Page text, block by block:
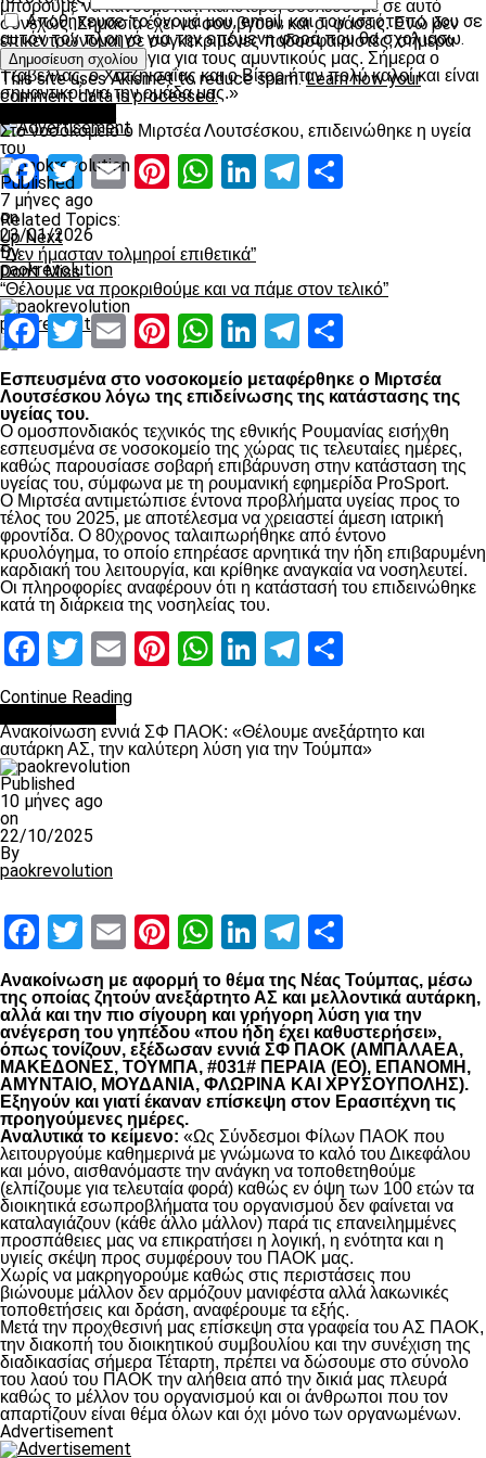
μπορούμε να κάνουμε κάτι καλύτερο, δουλεύουμε σε αυτό
συνεχώς. Σημασία έχει να σου βγουν και οι φάσεις. Ενώ δεν
επικεντρώνομαι σε συγκεκριμένες ποδοσφαιριστές, σήμερα
έχω να πω καλά λόγια για τους αμυντικούς μας. Σήμερα ο
Τζαβέλλας, ο Χατζηισαΐας και ο Βίτορ ήταν πολύ καλοί και είναι
σημαντικοί για την ομάδα μας.»
Advertisement
Facebook
Twitter
EmailPinterest
WhatsApp
LinkedIn
Telegram
Related Topics:
Up Next
“Δεν ήμασταν τολμηροί επιθετικά”
Don't Miss
“Θέλουμε να προκριθούμε και να πάμε στον τελικό”
paokrevolution
Αποθήκευσε το όνομά μου, email, και τον ιστότοπο μου σε
αυτόν τον πλοηγό για την επόμενη φορά που θα σχολιάσω.
This site uses Akismet to reduce spam.Learn how your
comment data is processed.
Στο νοσοκομείο ο Μιρτσέα Λουτσέσκου, επιδεινώθηκε η υγεία
του
Published
7 μήνες ago
on
23/01/2026
By
paokrevolution
Facebook
Twitter
EmailPinterest
WhatsApp
LinkedIn
Telegram
Εσπευσμένα στο νοσοκομείο μεταφέρθηκε ο Μιρτσέα
Λουτσέσκου λόγω της επιδείνωσης της κατάστασης της
υγείας του.
Ο ομοσπονδιακός τεχνικός της εθνικής Ρουμανίας εισήχθη
εσπευσμένα σε νοσοκομείο της χώρας τις τελευταίες ημέρες,
καθώς παρουσίασε σοβαρή επιβάρυνση στην κατάσταση της
υγείας του, σύμφωνα με τη ρουμανική εφημερίδα ProSport.
Ο Μιρτσέα αντιμετώπισε έντονα προβλήματα υγείας προς το
τέλος του 2025, με αποτέλεσμα να χρειαστεί άμεση ιατρική
φροντίδα. Ο 80χρονος ταλαιπωρήθηκε από έντονο
κρυολόγημα, το οποίο επηρέασε αρνητικά την ήδη επιβαρυμένη
καρδιακή του λειτουργία, και κρίθηκε αναγκαία να νοσηλευτεί.
Οι πληροφορίες αναφέρουν ότι η κατάστασή του επιδεινώθηκε
κατά τη διάρκεια της νοσηλείας του.
Facebook
Twitter
EmailPinterest
WhatsApp
LinkedIn
Telegram
Continue Reading
Ανακοίνωση εννιά ΣΦ ΠΑΟΚ: «Θέλουμε ανεξάρτητο και
αυτάρκη ΑΣ, την καλύτερη λύση για την Τούμπα»
Published
10 μήνες ago
on
22/10/2025
By
paokrevolution
Facebook
Twitter
EmailPinterest
WhatsApp
LinkedIn
Telegram
Ανακοίνωση με αφορμή το θέμα της Νέας Τούμπας, μέσω
της οποίας ζητούν ανεξάρτητο ΑΣ και μελλοντικά αυτάρκη,
αλλά και την πιο σίγουρη και γρήγορη λύση για την
ανέγερση του γηπέδου «που ήδη έχει καθυστερήσει»,
όπως τονίζουν, εξέδωσαν εννιά ΣΦ ΠΑΟΚ (ΑΜΠΑΛΑΕΑ,
ΜΑΚΕΔΟΝΕΣ, ΤΟΥΜΠΑ, #031# ΠΕΡΑΙΑ (ΕΟ), ΕΠΑΝΟΜΗ,
ΑΜΥΝΤΑΙΟ, ΜΟΥΔΑΝΙΑ, ΦΛΩΡΙΝΑ ΚΑΙ ΧΡΥΣΟΥΠΟΛΗΣ).
Εξηγούν και γιατί έκαναν επίσκεψη στον Ερασιτέχνη τις
προηγούμενες ημέρες.
Αναλυτικά το κείμενο: «Ως Σύνδεσμοι Φίλων ΠΑΟΚ που
λειτουργούμε καθημερινά με γνώμωνα το καλό του Δικεφάλου
και μόνο, αισθανόμαστε την ανάγκη να τοποθετηθούμε
(ελπίζουμε για τελευταία φορά) καθώς εν όψη των 100 ετών τα
διοικητικά εσωπροβλήματα του οργανισμού δεν φαίνεται να
καταλαγιάζουν (κάθε άλλο μάλλον) παρά τις επανειλημμένες
προσπάθειες μας να επικρατήσει η λογική, η ενότητα και η
υγιείς σκέψη προς συμφέρουν του ΠΑΟΚ μας.
Χωρίς να μακρηγορούμε καθώς στις περιστάσεις που
βιώνουμε μάλλον δεν αρμόζουν μανιφέστα αλλά λακωνικές
τοποθετήσεις και δράση, αναφέρουμε τα εξής.
Μετά την προχθεσινή μας επίσκεψη στα γραφεία του ΑΣ ΠΑΟΚ,
την διακοπή του διοικητικού συμβουλίου και την συνέχιση της
διαδικασίας σήμερα Τέταρτη, πρέπει να δώσουμε στο σύνολο
του λαού του ΠΑΟΚ την αλήθεια από την δικιά μας πλευρά
καθώς το μέλλον του οργανισμού και οι άνθρωποι που τον
απαρτίζουν είναι θέμα όλων και όχι μόνο των οργανωμένων.
Advertisement